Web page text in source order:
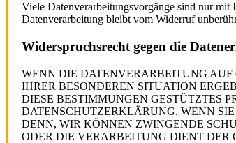
Viele Datenverarbeitungsvorgänge sind nur
Datenverarbeitung bleibt vom Widerruf
Widerspruchsrecht gegen die
WENN DIE DATENVERARBEITUNG AUF
IHRER BESONDEREN SITUATION
DIESE BESTIMMUNGEN GESTÜTZTES
DATENSCHUTZERKLÄRUNG. WENN
DENN, WIR KÖNNEN ZWINGENDE
ODER DIE VERARBEITUNG DIENT DER